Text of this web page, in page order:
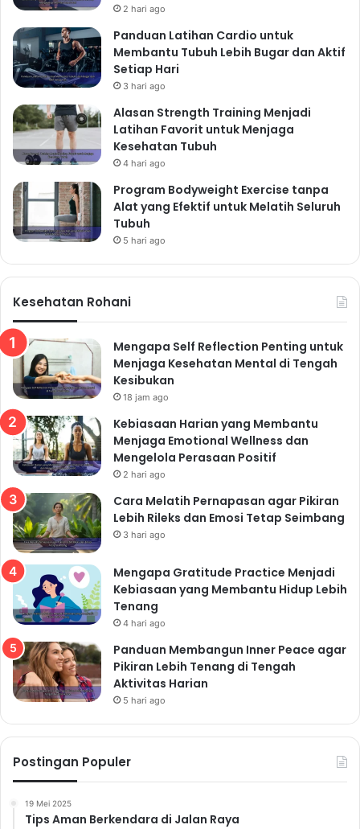
2 hari ago
Panduan Latihan Cardio untuk
Membantu Tubuh Lebih Bugar dan Aktif
Setiap Hari
3 hari ago
Alasan Strength Training Menjadi
Latihan Favorit untuk Menjaga
Kesehatan Tubuh
4 hari ago
Program Bodyweight Exercise tanpa
Alat yang Efektif untuk Melatih Seluruh
Tubuh
5 hari ago
Kesehatan Rohani
Mengapa Self Reflection Penting untuk
Menjaga Kesehatan Mental di Tengah
Kesibukan
18 jam ago
Kebiasaan Harian yang Membantu
Menjaga Emotional Wellness dan
Mengelola Perasaan Positif
2 hari ago
Cara Melatih Pernapasan agar Pikiran
Lebih Rileks dan Emosi Tetap Seimbang
3 hari ago
Mengapa Gratitude Practice Menjadi
Kebiasaan yang Membantu Hidup Lebih
Tenang
4 hari ago
Panduan Membangun Inner Peace agar
Pikiran Lebih Tenang di Tengah
Aktivitas Harian
5 hari ago
Postingan Populer
19 Mei 2025
Tips Aman Berkendara di Jalan Raya